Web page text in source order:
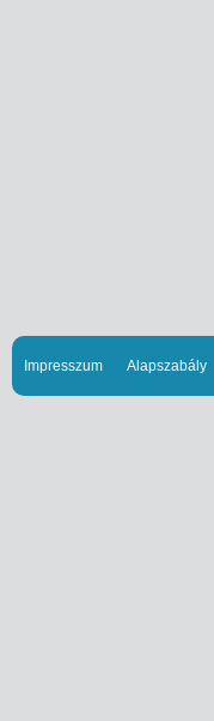
Impresszum Alapszabály